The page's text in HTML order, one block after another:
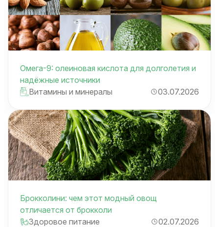
Омега-9: олеиновая кислота для долголетия и
надёжные источники
Витамины и минералы
03.07.2026
Брокколини: чем этот модный овощ
отличается от брокколи
Здоровое питание
02.07.2026